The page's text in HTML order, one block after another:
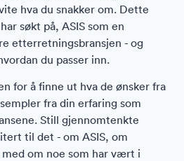
hva du snakker om. Dette
søkt på, ASIS som en
etterretningsbransjen - og
du passer inn.
for å finne ut hva de ønsker fra
fra din erfaring som
Still gjennomtenkte
til det - om ASIS, om
om noe som har vært i